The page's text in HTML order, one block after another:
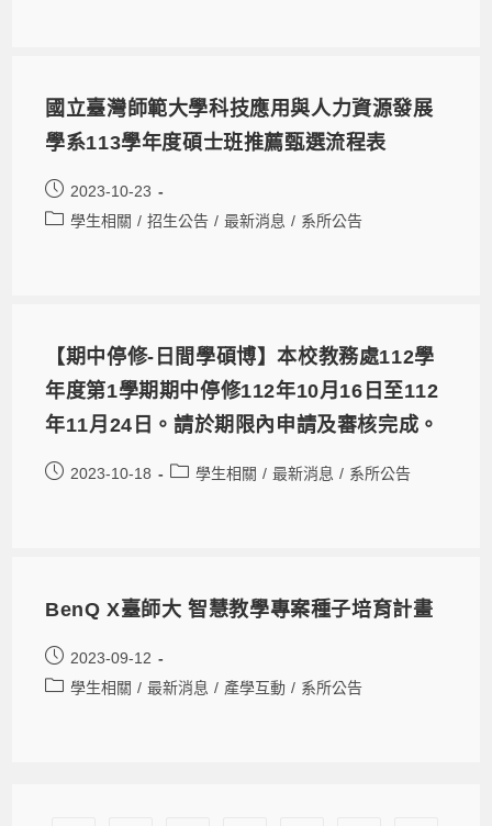
國立臺灣師範大學科技應用與人力資源發展
學系113學年度碩士班推薦甄選流程表
2023-10-23
學生相關 / 招生公告 / 最新消息 / 系所公告
【期中停修-日間學碩博】本校教務處112學
年度第1學期期中停修112年10月16日至112
年11月24日。請於期限內申請及審核完成。
2023-10-18 學生相關 / 最新消息 / 系所公告
BenQ X臺師大 智慧教學專案種子培育計畫
2023-09-12
學生相關 / 最新消息 / 產學互動 / 系所公告